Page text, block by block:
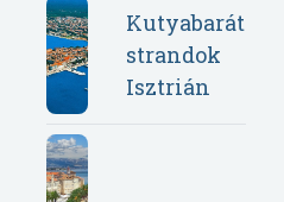
Kutyabarát
strandok
Isztrián